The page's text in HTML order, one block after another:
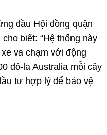
đầu Hội đồng quận
biết: “Hệ thống này
va chạm với động
đô-la Australia mỗi cây
tư hợp lý để bảo vệ